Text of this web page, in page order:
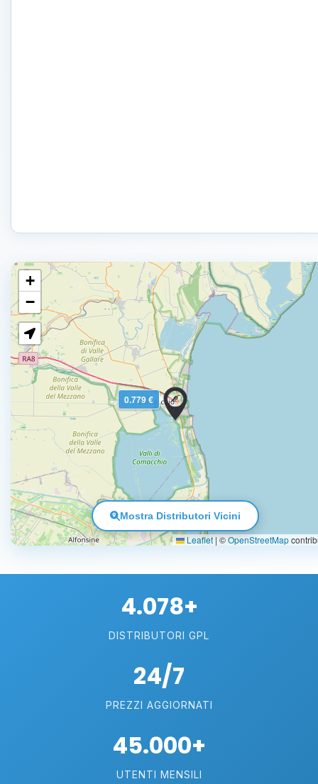
0.779 €
+
−
Leaflet | ©OpenStreetMap
Mostra Distributori Vicini
4.078+
DISTRIBUTORI GPL
24/7
PREZZI AGGIORNATI
45.000+
UTENTI MENSILI